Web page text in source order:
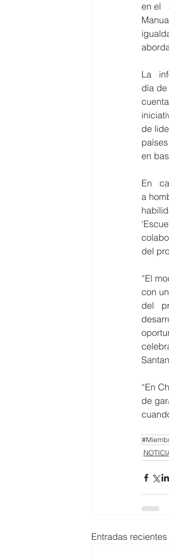
en el
La
día
de
en
En
a
del
“El
con
del
“En
de
Entradas recientes